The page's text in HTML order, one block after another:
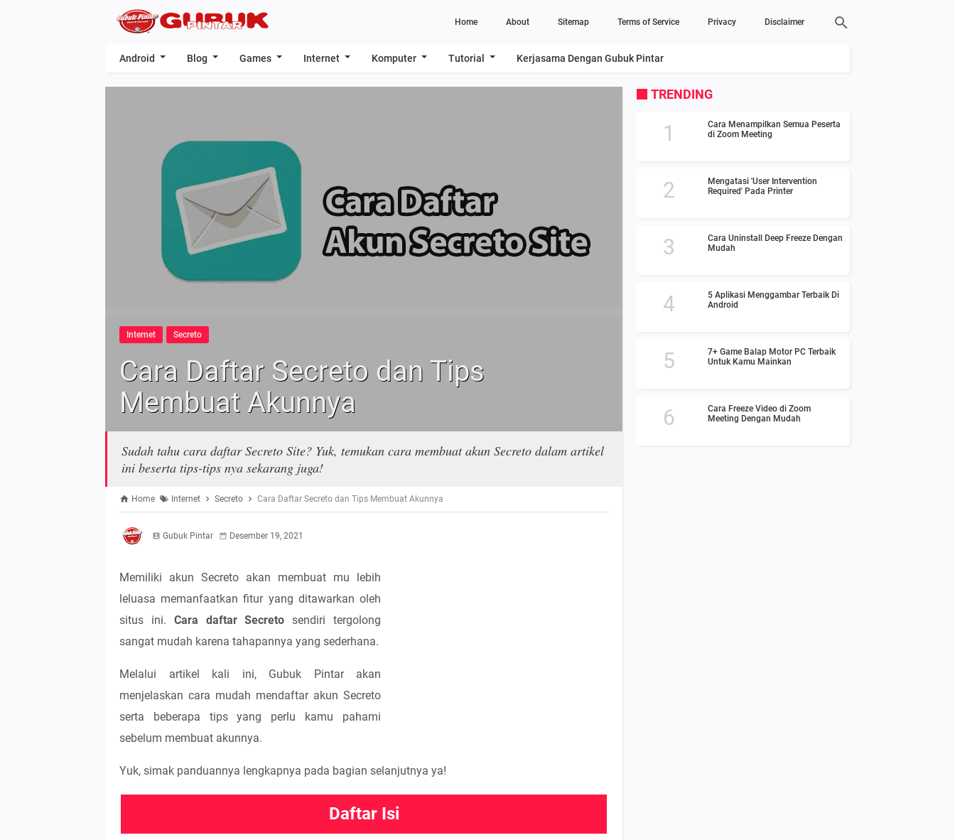
Home About Sitemap Terms of Service Privacy Disclaimer
Android Blog Games Internet Komputer Tutorial Kerjasama Dengan Gubuk Pintar
Internet Secreto
Cara Daftar Secreto dan Tips
Membuat Akunnya
Sudah tahu cara daftar Secreto Site? Yuk, temukan cara membuat akun Secreto dalam artikel
ini beserta tips-tips nya sekarang juga!
Home Internet Secreto Cara Daftar Secreto dan Tips Membuat Akunnya
Gubuk Pintar Desember 19, 2021
Memiliki akun Secreto akan membuat mu lebih
leluasa memanfaatkan fitur yang ditawarkan oleh
situs ini. Cara daftar Secreto sendiri tergolong
sangat mudah karena tahapannya yang sederhana.
Melalui artikel kali ini, Gubuk Pintar akan
menjelaskan cara mudah mendaftar akun Secreto
serta beberapa tips yang perlu kamu pahami
sebelum membuat akunnya.
Yuk, simak panduannya lengkapnya pada bagian selanjutnya ya!
Daftar Isi
TRENDING
Cara Menampilkan Semua Peserta
di Zoom Meeting
Mengatasi 'User Intervention
Required' Pada Printer
Cara Uninstall Deep Freeze Dengan
Mudah
5 Aplikasi Menggambar Terbaik Di
Android
7+ Game Balap Motor PC Terbaik
Untuk Kamu Mainkan
Cara Freeze Video di Zoom
Meeting Dengan Mudah